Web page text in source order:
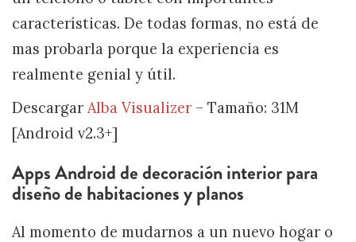
características. De todas formas, no está de
mas probarla porque la experiencia es
realmente genial y útil.
Descargar Alba Visualizer – Tamaño: 31M
[Android v2.3+]
Apps Android de decoración interior para
diseño de habitaciones y planos
Al momento de mudarnos a un nuevo hogar o